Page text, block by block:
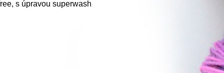
s úpravou superwash